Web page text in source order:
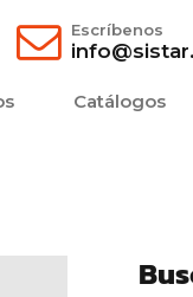
Escríbenos
Catálogos